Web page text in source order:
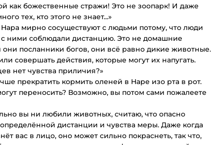
как божественные стражи! Это не зоопарк! И даже
тех, кто этого не знает...»
мирно сосуществуют с людьми потому, что люди
ними соблюдали дистанцию. Это не домашние
посланники богов, они всё равно дикие животные.
совершать действия, которые могут их напугать.
нет чувства приличия?»
прекратить кормить оленей в Наре изо рта в рот.
переносить? Возможно, вы потом сами пожалеете
вы ни любили животных, считаю, что опасно
дистанции и чувства меры. Даже когда
вас в лицо, оно может сильно покраснеть, так что,